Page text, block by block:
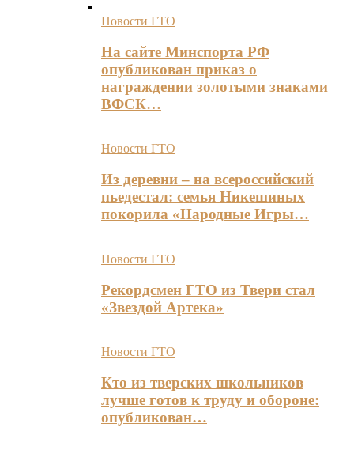
Новости ГТО
На сайте Минспорта РФ
опубликован приказ о
награждении золотыми знаками
ВФСК…
Новости ГТО
Из деревни – на всероссийский
пьедестал: семья Никешиных
покорила «Народные Игры…
Новости ГТО
Рекордсмен ГТО из Твери стал
«Звездой Артека»
Новости ГТО
Кто из тверских школьников
лучше готов к труду и обороне:
опубликован…